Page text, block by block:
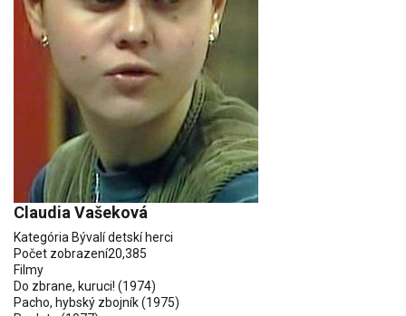
Claudia Vašeková
Kategória Bývalí detskí herci
Počet zobrazení20,385
Filmy
Do zbrane, kuruci! (1974)
Pacho, hybský zbojník (1975)